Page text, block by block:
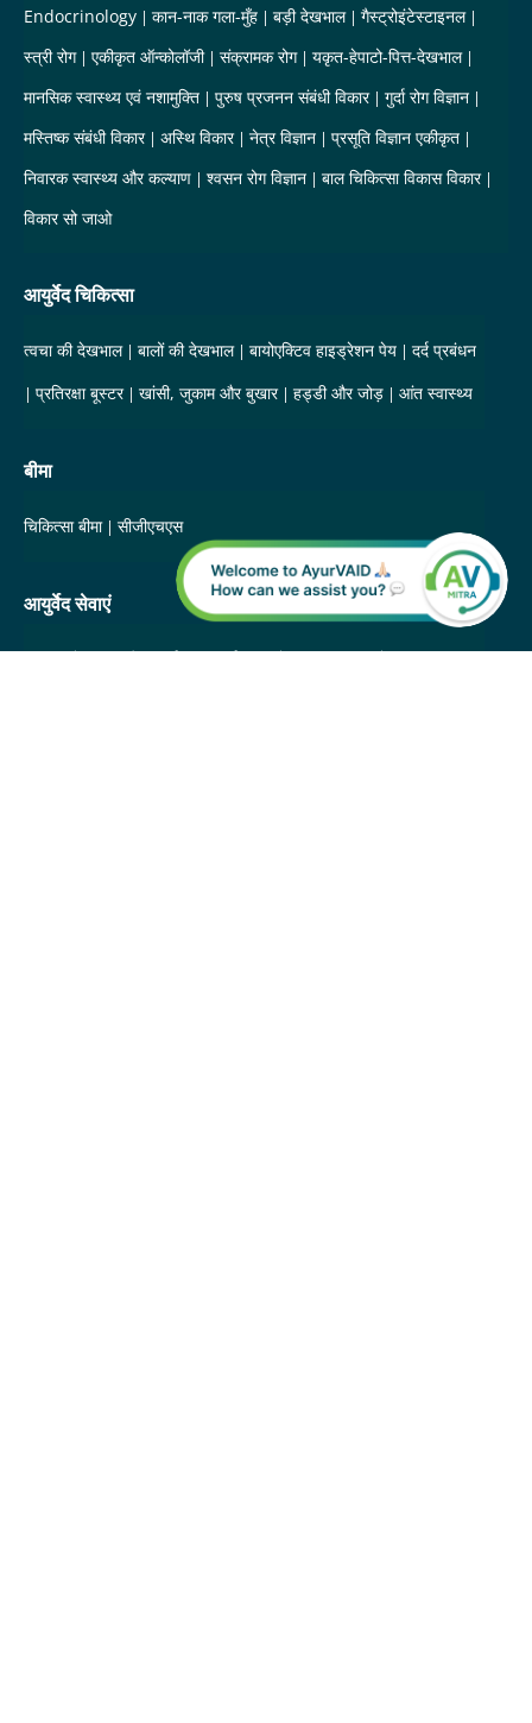
Endocrinology
कान-नाक गला-मुँह बड़ी देखभाल
गैस्ट्रोइंटेस्टाइनल
स्त्री रोग
एकीकृत ऑन्कोलॉजी संक्रामक रोग
यकृत-हेपाटो-पित्त-देखभाल
मानसिक स्वास्थ्य एवं नशामुक्ति
पुरुष प्रजनन संबंधी विकार
गुर्दा रोग विज्ञान
मस्तिष्क संबंधी विकार
अस्थि विकार नेत्र विज्ञान
प्रसूति विज्ञान एकीकृत
निवारक स्वास्थ्य और कल्याण
श्वसन रोग विज्ञान
बाल चिकित्सा विकास विकार
विकार सो जाओ
आयुर्वेद चिकित्सा
त्वचा की देखभाल बालों की देखभाल बायोएक्टिव हाइड्रेशन पेय
दर्द प्रबंधन
प्रतिरक्षा बूस्टर
खांसी, जुकाम और बुखार हड्डी और जोड़ आंत स्वास्थ्य
बीमा
चिकित्सा बीमा सीजीएचएस
आयुर्वेद सेवाएं